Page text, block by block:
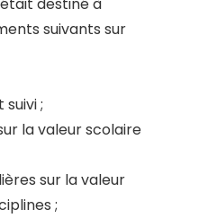
suivants sur
;
la valeur scolaire
sur la valeur
;